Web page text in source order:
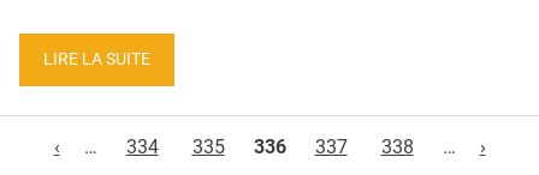
LIRE LA SUITE
‹
… 334 335 336 337 338 … ›